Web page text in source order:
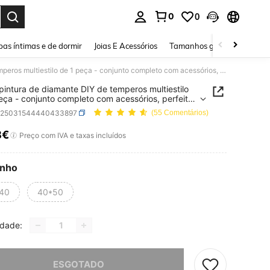
0 0
íntimas e de dormir Joias E Acessórios Tamanhos grandes
Kit de pintura de diamante DIY de temperos multiestilo de 1 peça - conjunto completo com acessórios, perfeito para decoração de casa e relaxamento, artesanato criativo para adultos
de diamante DIY de temperos multiestilo
- conjunto completo com acessórios, perfeito
de casa e relaxamento, artesanato
para adultos
(55 Comentários)
AND AVAILABILITY
Preço com IVA e taxas incluídos
40*50
ESGOTADO